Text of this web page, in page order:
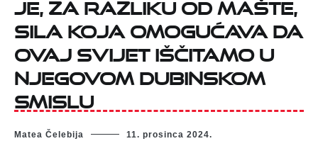
sila koja omogućava da
ovaj svijet iščitamo u
njegovom dubinskom
smislu
Matea Čelebija 11. prosinca 2024.